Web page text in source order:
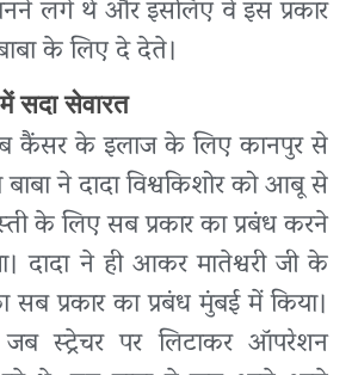
लगे थे और इसलिए वे इस प्रकार
के लिए दे देते।
सदा सेवारत
कैंसर के इलाज के लिए कानपुर से
ने दादा विश्वकिशोर को आबू से
के लिए सब प्रकार का प्रबंध करने
दादा ने ही आकर मातेश्वरी जी के
प्रकार का प्रबंध मुंबई में किया।
जब स्ट्रेचर पर लिटाकर ऑपरेशन